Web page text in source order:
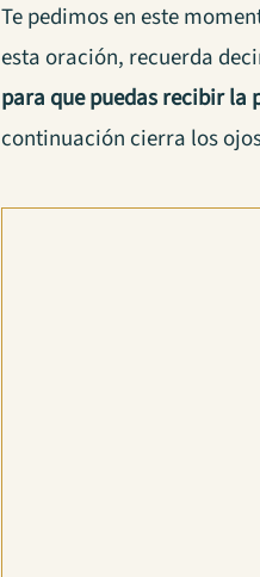
Te pedimos en este
esta oración, recuerda
para que puedas recibir la
continuación cierra los